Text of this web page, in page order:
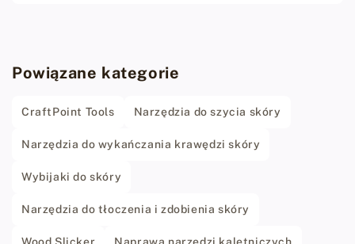
Powiązane kategorie
CraftPoint Tools Narzędzia do szycia skóry
Narzędzia do wykańczania krawędzi skóry
Wybijaki do skóry
Narzędzia do tłoczenia i zdobienia skóry